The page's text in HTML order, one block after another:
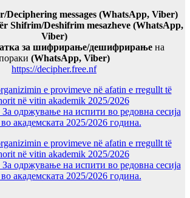
Deciphering messages (WhatsApp, Viber)
Shifrim/Deshifrim mesazheve (WhatsApp,
Viber)
за шифрирање/дешифрирањена
(WhatsApp, Viber)
https://decipher.free.nf
e provimeve në afatin e rregullt të
në vitin akademik 2025/2026
на испити во редовна сесија
академската 2025/2026 година.
e provimeve në afatin e rregullt të
në vitin akademik 2025/2026
на испити во редовна сесија
академската 2025/2026 година.